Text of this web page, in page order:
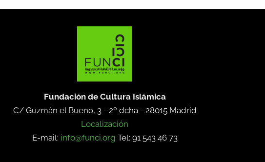
Fundación de Cultura Islámica
C/ Guzmán el Bueno, 3 - 2º dcha - 28015 Madrid
Localización
E-mail: info@funci.org Tel: 91 543 46 73